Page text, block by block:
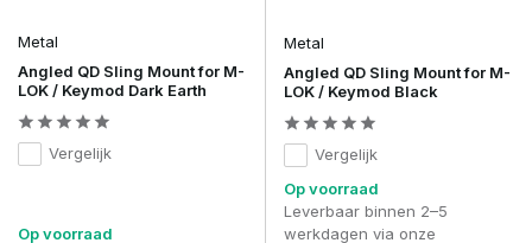
Metal
Angled QD Sling Mount for M-
LOK / Keymod Dark Earth
Vergelijk
Op voorraad
Metal
Angled QD Sling Mount for M-
LOK / Keymod Black
Vergelijk
Op voorraad
Leverbaar binnen 2–5
werkdagen via onze